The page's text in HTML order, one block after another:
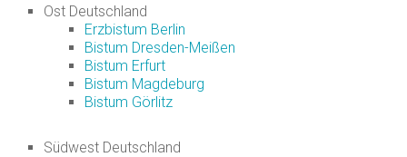
Ost Deutschland
Erzbistum Berlin
Bistum Dresden-Meißen
Bistum Erfurt
Bistum Magdeburg
Bistum Görlitz
Südwest Deutschland